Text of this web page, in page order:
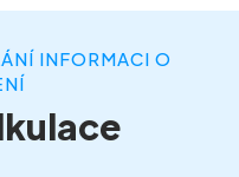
INFORMACI O